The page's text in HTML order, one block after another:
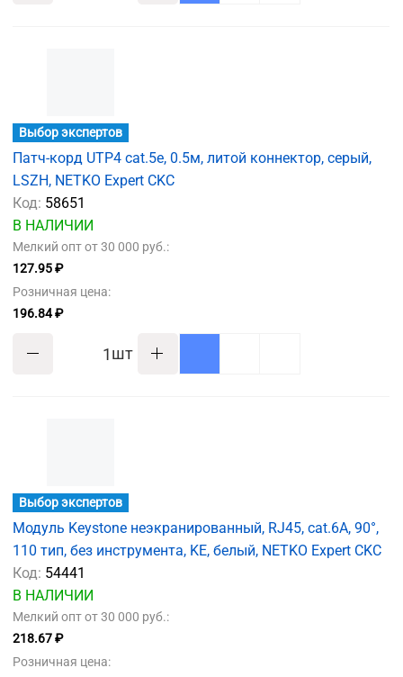
Выбор экспертов
Патч-корд UTP4 cat.5e, 0.5м, литой коннектор, серый,
LSZH, NETKO Expert CKC
Код: 58651
В НАЛИЧИИ
Мелкий опт от 30 000 руб.:
127.95 ₽
Розничная цена:
196.84 ₽
шт
Выбор экспертов
Модуль Keystone неэкранированный, RJ45, cat.6А, 90°,
110 тип, без инструмента, KE, белый, NETKO Expert CKC
Код: 54441
В НАЛИЧИИ
Мелкий опт от 30 000 руб.:
218.67 ₽
Розничная цена: